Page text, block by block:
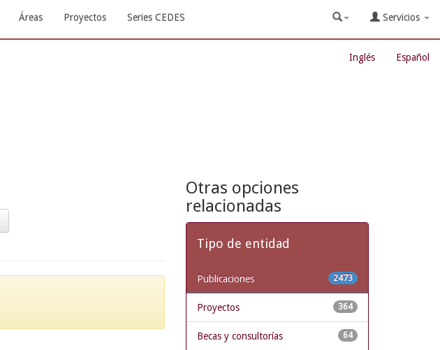
Áreas Proyectos Series CEDES Servicios
Inglés Español
Otras opciones
relacionadas
Tipo de entidad
2473
Publicaciones
364
Proyectos
64
Becas y consultorías